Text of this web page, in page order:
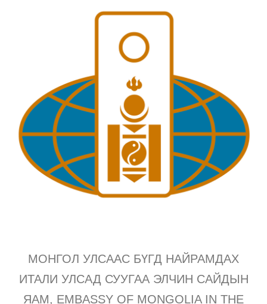
МОНГОЛ УЛСААС БҮГД НАЙРАМДАХ
ИТАЛИ УЛСАД СУУГАА ЭЛЧИН САЙДЫН
ЯАМ, EMBASSY OF MONGOLIA IN THE